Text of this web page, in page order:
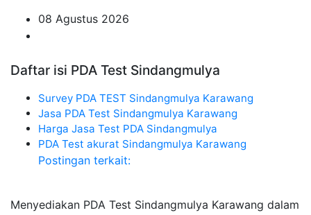
08 Agustus 2026
Daftar isi PDA Test Sindangmulya
Survey PDA TEST Sindangmulya Karawang
Jasa PDA Test Sindangmulya Karawang
Harga Jasa Test PDA Sindangmulya
PDA Test akurat Sindangmulya Karawang
Postingan terkait:
Menyediakan PDA Test Sindangmulya Karawang dalam